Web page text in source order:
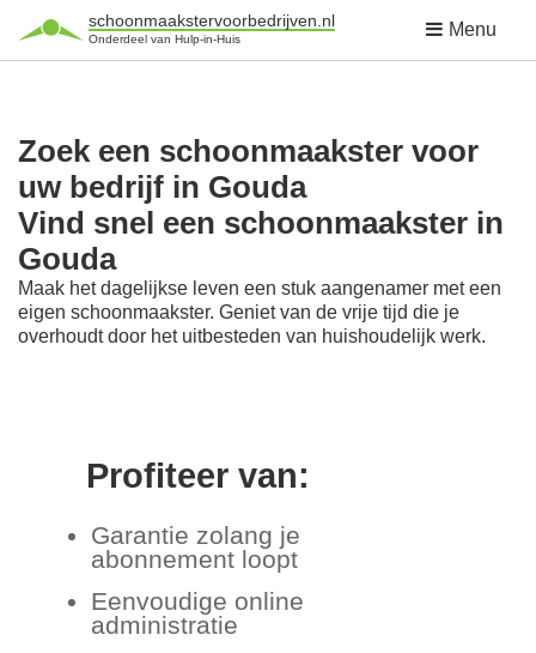
schoonmaakstervoorbedrijven.nl
Onderdeel van Hulp-in-Huis Menu
Zoek een schoonmaakster voor
uw bedrijf in Gouda
Vind snel een schoonmaakster in
Gouda
Maak het dagelijkse leven een stuk aangenamer met een
eigen schoonmaakster. Geniet van de vrije tijd die je
overhoudt door het uitbesteden van huishoudelijk werk.
Profiteer van:
Garantie zolang je
abonnement loopt
Eenvoudige online
administratie